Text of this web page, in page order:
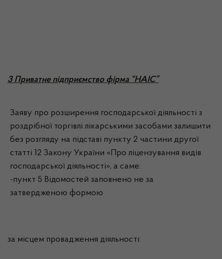
3 Приватне підприємство фірма “НАІС”
Заяву про розширення господарської діяльності з
роздрібної торгівлі лікарськими засобами залишити
без розгляду на підставі пункту 2 частини другої
статті 12 Закону України «Про ліцензування видів
господарської діяльності», а саме:
-пункт 5 Відомостей заповнено не за
затвердженою формою
за місцем провадження діяльності: